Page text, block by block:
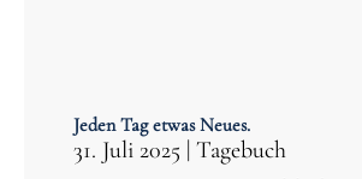
Jeden Tag etwas Neues.
31. Juli 2025 | Tagebuch